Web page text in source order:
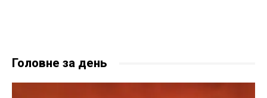
Головне за день